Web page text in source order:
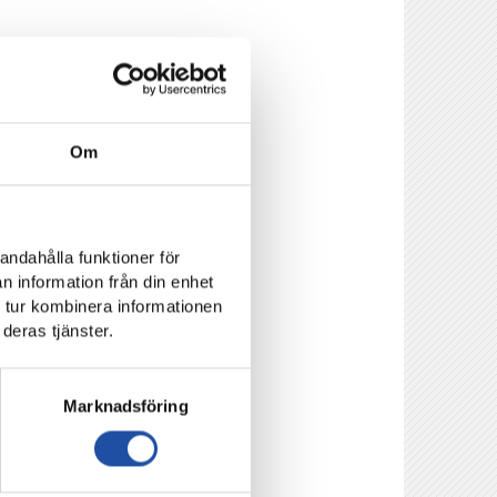
Om
funktioner för
information från din enhet
kombinera informationen
tjänster.
Marknadsföring
I andra halvlek
det väldigt starkt
tuffare
lag där?
När vi